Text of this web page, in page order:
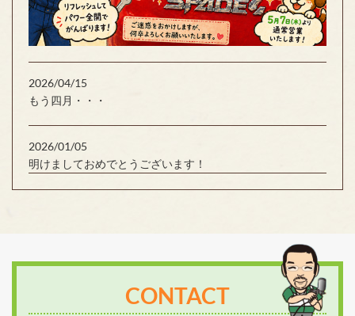
2026/04/15
もう四月・・・
2026/01/05
明けましておめでとうございます！
CONTACT